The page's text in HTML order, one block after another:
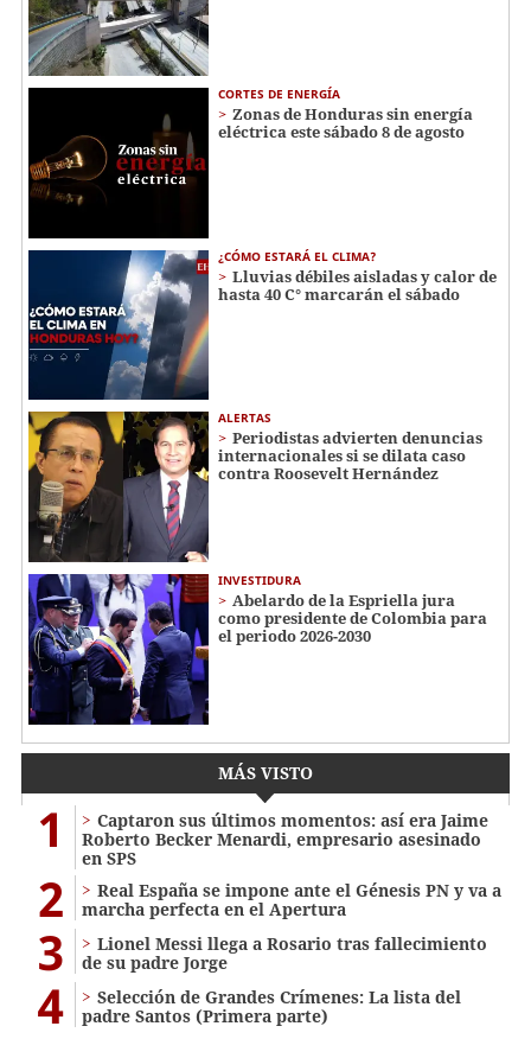
CORTES DE ENERGÍA
Zonas de Honduras sin energía
eléctrica este sábado 8 de agosto
¿CÓMO ESTARÁ EL CLIMA?
Lluvias débiles aisladas y calor de
hasta 40 C° marcarán el sábado
ALERTAS
Periodistas advierten denuncias
internacionales si se dilata caso
contra Roosevelt Hernández
INVESTIDURA
Abelardo de la Espriella jura
como presidente de Colombia para
el periodo 2026-2030
MÁS VISTO
1
Captaron sus últimos momentos: así era Jaime
Roberto Becker Menardi​​​, empresario asesinado
en SPS
2
Real España se impone ante el Génesis PN y va a
marcha perfecta en el Apertura
3
Lionel Messi llega a Rosario tras fallecimiento
de su padre Jorge
4
Selección de Grandes Crímenes: La lista del
padre Santos (Primera parte)